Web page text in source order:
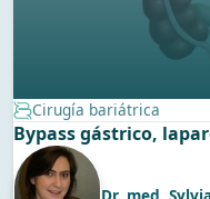
Cirugía bariátrica
Bypass gástrico,